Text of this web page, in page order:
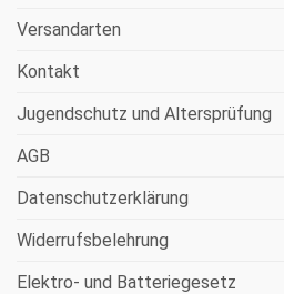
Versandarten
Kontakt
Jugendschutz und Altersprüfung
AGB
Datenschutzerklärung
Widerrufsbelehrung
Elektro- und Batteriegesetz